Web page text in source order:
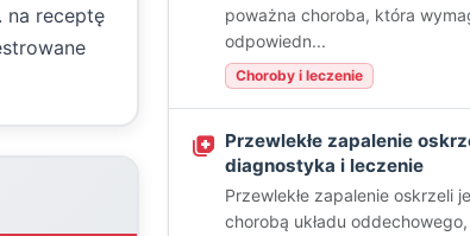
na receptę
poważna choroba, która
odpowiedn...
Choroby i leczenie
Przewlekłe zapalenie
diagnostyka i leczenie
Przewlekłe zapalenie oskrzeli
chorobą układu